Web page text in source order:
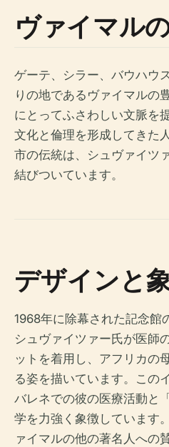
ヴァイマル
ゲーテ、シラー、バウハウ
りの地であるヴァイマルの
にとってふさわしい文脈を
文化と倫理を形成してきた
市の伝統は、シュヴァイツ
結びついています。
デザインと
1968年に除幕された記念館
シュヴァイツァー氏が医師
ットを着用し、アフリカの
る姿を描いています。この
バレネでの彼の医療活動と
学を力強く象徴しています
ァイマルの他の著名人への